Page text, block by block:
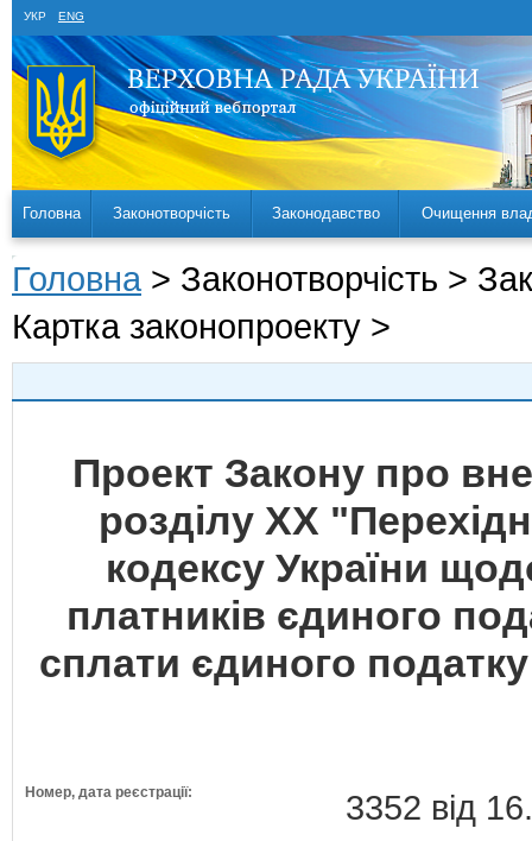
УКР ENG
Головна Законотворчість Законодавство Очищення
Головна > Законотворчість >
Картка законопроекту >
Проект Закону про
розділу ХХ
кодексу України
платників єдиного
сплати єдиного
Номер, дата реєстрації: 3352 від